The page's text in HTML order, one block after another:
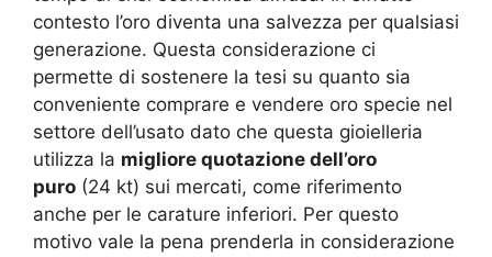
contesto l’oro diventa una salvezza per qualsiasi
generazione. Questa considerazione ci
permette di sostenere la tesi su quanto sia
conveniente comprare e vendere oro specie nel
settore dell’usato dato che questa gioielleria
utilizza la migliore quotazione dell’oro
puro (24 kt) sui mercati, come riferimento
anche per le carature inferiori. Per questo
motivo vale la pena prenderla in considerazione